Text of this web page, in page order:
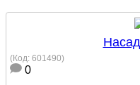
(Код: 601490)
0